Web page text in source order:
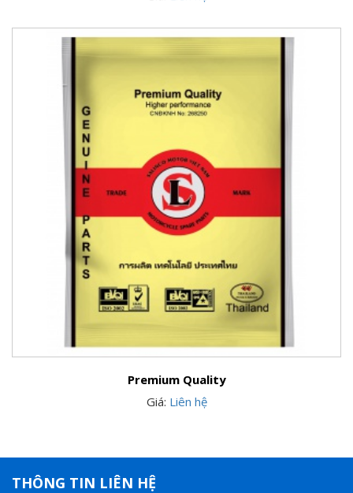
Premium Quality
Giá: Liên hệ
THÔNG TIN LIÊN HỆ